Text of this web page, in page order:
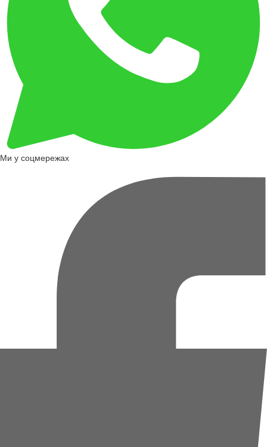
Ми у соцмережах